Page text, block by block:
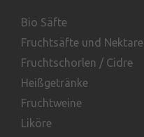
Bio Säfte
Fruchtsäfte und Nektare
Fruchtschorlen / Cidre
Heißgetränke
Fruchtweine
Liköre